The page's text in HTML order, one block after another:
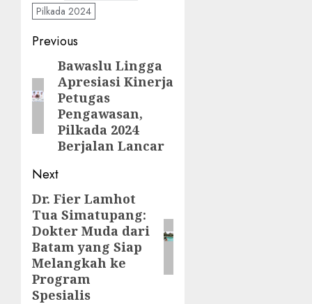
Pilkada 2024
Post
navigation
Previous
Previous
post:
Bawaslu Lingga
Apresiasi Kinerja
Petugas
Pengawasan,
Pilkada 2024
Berjalan Lancar
Next
Next
post:
Dr. Fier Lamhot
Tua Simatupang:
Dokter Muda dari
Batam yang Siap
Melangkah ke
Program
Spesialis